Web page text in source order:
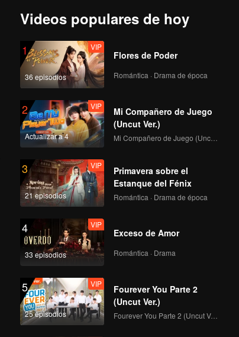
Videos populares de hoy
1
36 episodios
VIP
Flores de Poder
Romántica · Drama de época
2
Actualizar a 4
VIP
Mi Compañero de Juego
(Uncut Ver.)
Mi Compañero de Juego (Uncut Ver.)
3
21 episodios
VIP
Primavera sobre el
Estanque del Fénix
Romántica · Drama de época
4
33 episodios
VIP
Exceso de Amor
Romántica · Drama
5
25 episodios
VIP
Fourever You Parte 2
(Uncut Ver.)
Fourever You Parte 2 (Uncut Ver.)